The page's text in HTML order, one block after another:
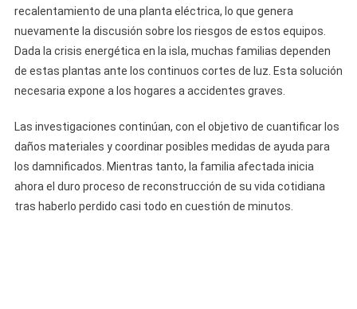
recalentamiento de una planta eléctrica, lo que genera
nuevamente la discusión sobre los riesgos de estos equipos.
Dada la crisis energética en la isla, muchas familias dependen
de estas plantas ante los continuos cortes de luz. Esta solución
necesaria expone a los hogares a accidentes graves.
Las investigaciones continúan, con el objetivo de cuantificar los
daños materiales y coordinar posibles medidas de ayuda para
los damnificados. Mientras tanto, la familia afectada inicia
ahora el duro proceso de reconstrucción de su vida cotidiana
tras haberlo perdido casi todo en cuestión de minutos.